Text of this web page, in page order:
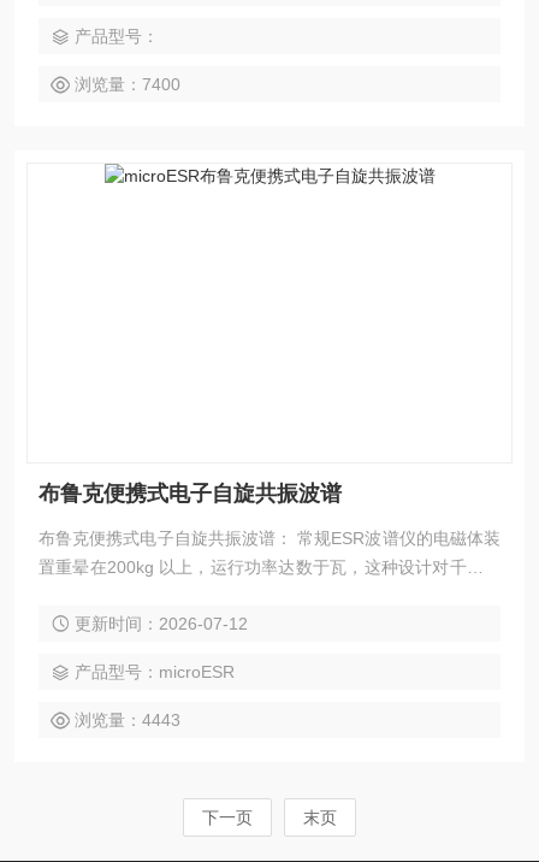
产品型号：
浏览量：7400
布鲁克便携式电子自旋共振波谱
布鲁克便携式电子自旋共振波谱： 常规ESR波谱仪的电磁体装
置重晕在200kg 以上，运行功率达数于瓦，这种设计对千提高
士磁体和低功 率电磁铁芯， 采用低成本集成元件， 进一步降
更新时间：2026-07-12
产品型号：microESR
浏览量：4443
下一页 末页